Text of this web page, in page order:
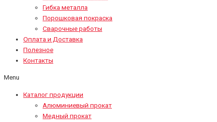
Гибка металла
Порошковая покраска
Сварочные работы
Оплата и Доставка
Полезное
Контакты
Menu
Каталог продукции
Алюминиевый прокат
Медный прокат